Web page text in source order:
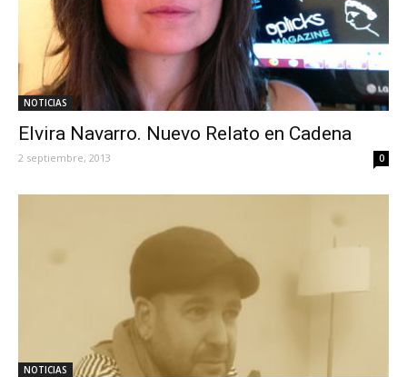
NOTICIAS
Elvira Navarro. Nuevo Relato en Cadena
2 septiembre, 2013 0
NOTICIAS